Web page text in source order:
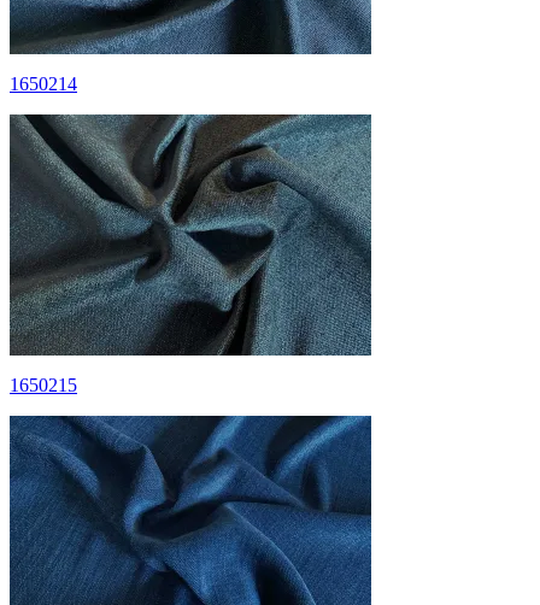
1650214
1650215